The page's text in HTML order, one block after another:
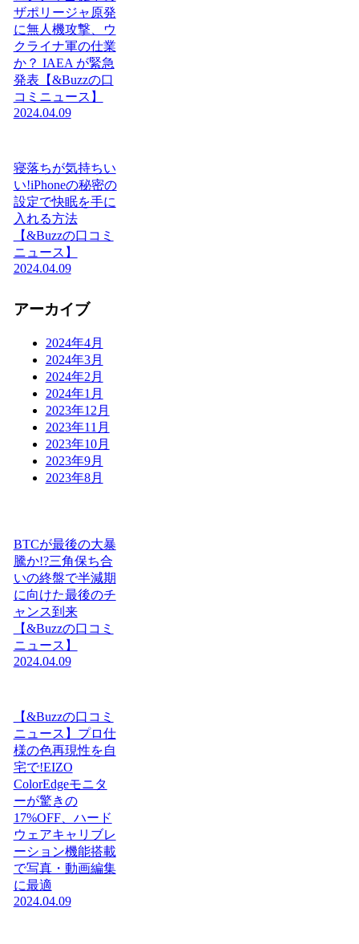
ザポリージャ原発
に無人機攻撃、ウ
クライナ軍の仕業
か？ IAEA が緊急
発表【&Buzzの口
コミニュース】
2024.04.09
寝落ちが気持ちい
い!iPhoneの秘密の
設定で快眠を手に
入れる方法
【&Buzzの口コミ
ニュース】
2024.04.09
アーカイブ
2024年4月
2024年3月
2024年2月
2024年1月
2023年12月
2023年11月
2023年10月
2023年9月
2023年8月
BTCが最後の大暴
騰か!?三角保ち合
いの終盤で半減期
に向けた最後のチ
ャンス到来
【&Buzzの口コミ
ニュース】
2024.04.09
【&Buzzの口コミ
ニュース】プロ仕
様の色再現性を自
宅で!EIZO
ColorEdgeモニタ
ーが驚きの
17%OFF、ハード
ウェアキャリブレ
ーション機能搭載
で写真・動画編集
に最適
2024.04.09